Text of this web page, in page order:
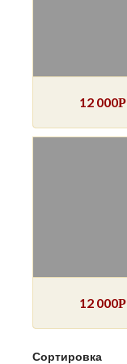
12 000Р
12 000Р
Сортировка